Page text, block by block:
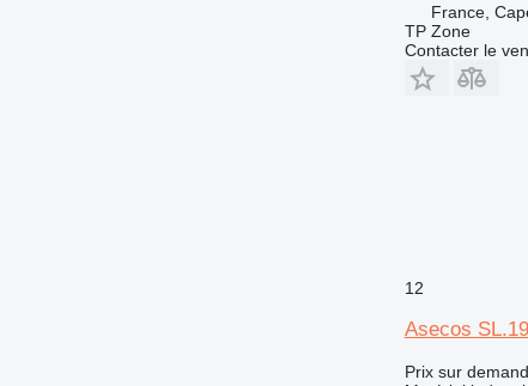
France,
TP Zone
Contacter le
12
Asecos
Prix sur